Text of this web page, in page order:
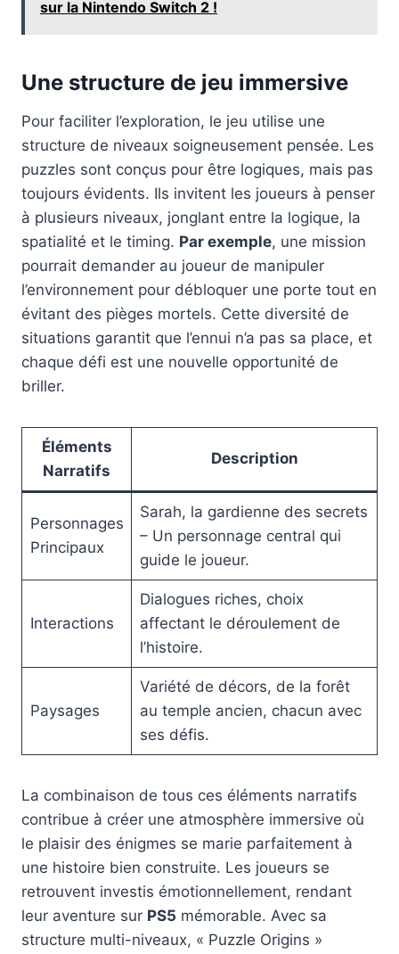
sur la Nintendo Switch 2 !
Une structure de jeu immersive
Pour faciliter l’exploration, le jeu utilise une
structure de niveaux soigneusement pensée. Les
puzzles sont conçus pour être logiques, mais pas
toujours évidents. Ils invitent les joueurs à penser
à plusieurs niveaux, jonglant entre la logique, la
spatialité et le timing. Par exemple, une mission
pourrait demander au joueur de manipuler
l’environnement pour débloquer une porte tout en
évitant des pièges mortels. Cette diversité de
situations garantit que l’ennui n’a pas sa place, et
chaque défi est une nouvelle opportunité de
briller.
Éléments
Narratifs
Description
Personnages
Principaux
Sarah, la gardienne des secrets
– Un personnage central qui
guide le joueur.
Interactions
Dialogues riches, choix
affectant le déroulement de
l’histoire.
Paysages
Variété de décors, de la forêt
au temple ancien, chacun avec
ses défis.
La combinaison de tous ces éléments narratifs
contribue à créer une atmosphère immersive où
le plaisir des énigmes se marie parfaitement à
une histoire bien construite. Les joueurs se
retrouvent investis émotionnellement, rendant
leur aventure sur PS5 mémorable. Avec sa
structure multi-niveaux, « Puzzle Origins »